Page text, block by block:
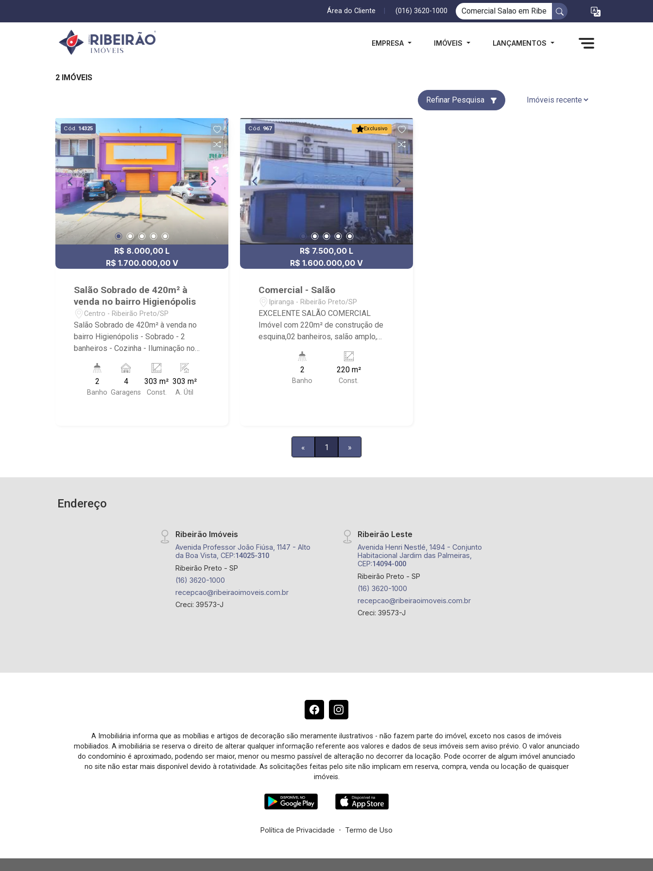
Área do Cliente (016) 3620-1000
EMPRESA IMÓVEIS LANÇAMENTOS
2 IMÓVEIS
Refinar Pesquisa
Cód. 14325
R$ 8.000,00 L
R$ 1.700.000,00 V
Salão Sobrado de 420m² à
venda no bairro Higienópolis
Centro - Ribeirão Preto/SP
Salão Sobrado de 420m² à venda no
bairro Higienópolis - Sobrado - 2
banheiros - Cozinha - Iluminação no
D`Água de 1000 litros - 4 vagas
recuadas
2
Banho
4
Garagens
303 m²
Const.
303 m²
A. Útil
Exclusivo
Cód. 967
R$ 7.500,00 L
R$ 1.600.000,00 V
Comercial - Salão
Ipiranga - Ribeirão Preto/SP
EXCELENTE SALÃO COMERCIAL
Imóvel com 220m² de construção de
esquina,02 banheiros, salão amplo,
avenida de grande movimento.
2
Banho
220 m²
Const.
« 1 »
Endereço
Ribeirão Imóveis
Avenida Professor João Fiúsa, 1147 - Alto
da Boa Vista, CEP:14025-310
Ribeirão Preto - SP
(16) 3620-1000
recepcao@ribeiraoimoveis.com.br
Creci: 39573-J
Ribeirão Leste
Avenida Henri Nestlé, 1494 - Conjunto
Habitacional Jardim das Palmeiras,
CEP:14094-000
Ribeirão Preto - SP
(16) 3620-1000
recepcao@ribeiraoimoveis.com.br
Creci: 39573-J
A Imobiliária informa que as mobílias e artigos de decoração são meramente ilustrativos - não fazem parte do imóvel, exceto nos casos de imóveis
mobiliados. A imobiliária se reserva o direito de alterar qualquer informação referente aos valores e dados de seus imóveis sem aviso prévio. O valor anunciado
do condomínio é aproximado, podendo ser maior, menor ou mesmo passível de alteração no decorrer da locação. Pode ocorrer de algum imóvel anunciado
no site não estar mais disponível devido à rotatividade. As solicitações feitas pelo site não implicam em reserva, compra, venda ou locação de quaisquer
imóveis.
Política de Privacidade - Termo de Uso